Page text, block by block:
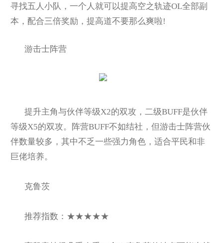
寻找五人小队，一个人就可以提高空之轨迹OL全部副
本，配合三倍奖励，提高道不要那么爽啦!
游击士阵营
提升主角与伙伴等级X2的双攻，二级BUFF是伙伴
等级X5的双攻。阵营BUFF不如结社，但游击士阵营伙
伴数量较多，其中不乏一些强力角色，适合平民和非
巨佬培养。
克鲁茨
推荐指数：★★★★★